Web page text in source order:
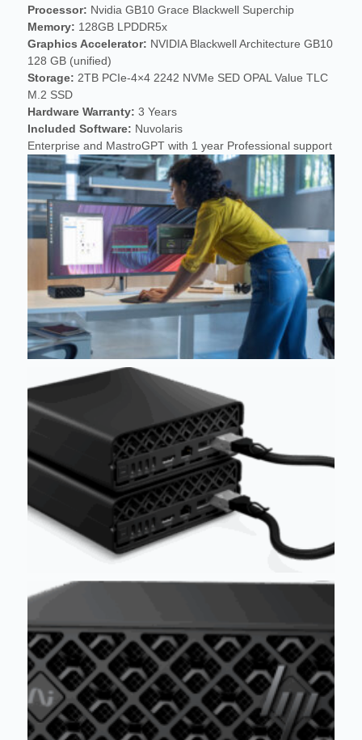
Processor: Nvidia GB10 Grace Blackwell Superchip
Memory: 128GB LPDDR5x
Graphics Accelerator: NVIDIA Blackwell Architecture GB10
128 GB (unified)
Storage: 2TB PCIe-4×4 2242 NVMe SED OPAL Value TLC
M.2 SSD
Hardware Warranty: 3 Years
Included Software: Nuvolaris
Enterprise and MastroGPT with 1 year Professional support